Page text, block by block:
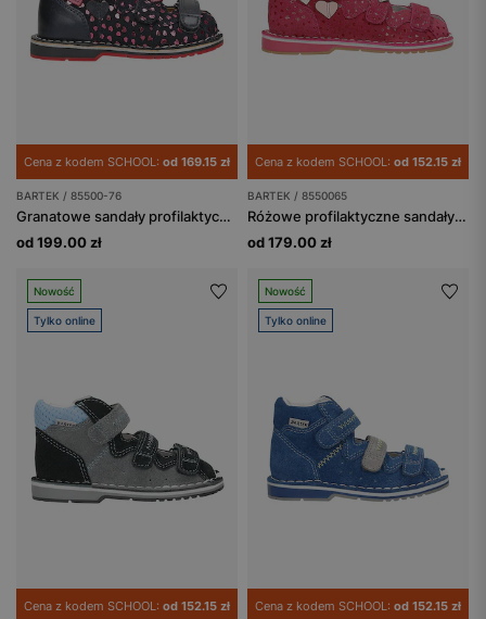
Cena z kodem SCHOOL: od 169.15 zł
BARTEK / 85500-76
Granatowe sandały profilaktyczne z błyszczącymi serduszkami, obcas Thomasa BARTEK 85500-76
od 199.00 zł
Cena z kodem SCHOOL: od 152.15 zł
BARTEK / 8550065
Różowe profilaktyczne sandały zabudowane z serduszami BARTEK 85500-65
od 179.00 zł
Nowość
Tylko online
Cena z kodem SCHOOL: od 152.15 zł
Nowość
Tylko online
Cena z kodem SCHOOL: od 152.15 zł